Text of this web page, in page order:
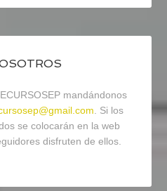
mandándonos
. Si los
se colocarán en la web
disfruten de ellos.